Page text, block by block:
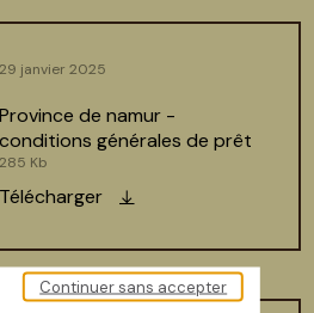
29 janvier 2025
province de namur -
conditions générales de prêt
285 Kb
Télécharger
Continuer sans accepter